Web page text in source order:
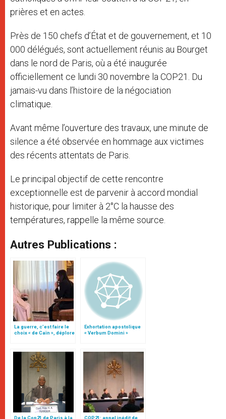
prières et en actes.
Près de 150 chefs d’État et de gouvernement, et 10
000 délégués, sont actuellement réunis au Bourget
dans le nord de Paris, où a été inaugurée
officiellement ce lundi 30 novembre la COP21. Du
jamais-vu dans l’histoire de la négociation
climatique.
Avant même l’ouverture des travaux, une minute de
silence a été observée en hommage aux victimes
des récents attentats de Paris.
Le principal objectif de cette rencontre
exceptionnelle est de parvenir à accord mondial
historique, pour limiter à 2°C la hausse des
températures, rappelle la même source.
Autres Publications :
La guerre, c’est faire le
choix « de Caïn », déplore
Exhortation apostolique
« Verbum Domini »
De la Cop21 de Paris à la
COP21: appel inédit de